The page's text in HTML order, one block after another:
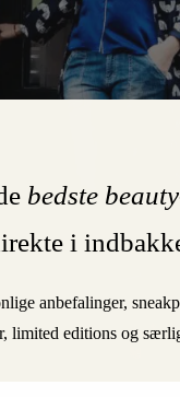
bedste
i
anbefalinger,
limited editions og